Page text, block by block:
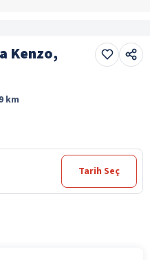
Kenzo,
km
Tarih Seç